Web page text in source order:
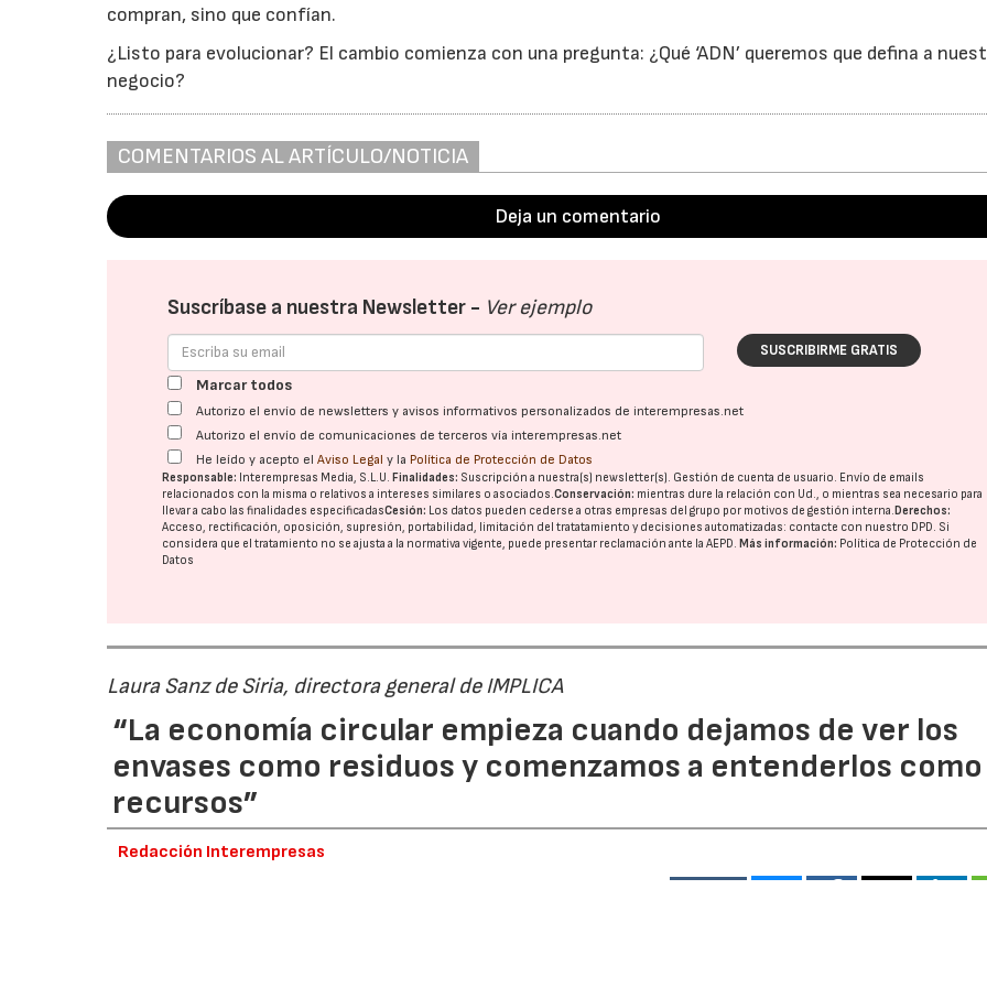
compran, sino que confían.
¿Listo para evolucionar? El cambio comienza con una pregunta: ¿Qué ‘ADN’ queremos que defina a
negocio?
COMENTARIOS AL ARTÍCULO/NOTICIA
Deja un comentario
Suscríbase a nuestra Newsletter - Ver ejemplo
SUSCRIBIRME GRATIS
Marcar todos
Autorizo el envío de newsletters y avisos informativos personalizados de interempresas.net
Autorizo el envío de comunicaciones de terceros vía interempresas.net
He leído y acepto elAviso Legal y la Política de Protección de Datos
Responsable: Interempresas Media, S.L.U.Finalidades: Suscripción a nuestra(s) newsletter(s). Gestión de cuenta de usuario. Envío de emails
relacionados con la misma o relativos a intereses similares o asociados.Conservación: mientras dure la relación con Ud., o mientras sea necesario para
llevar a cabo las finalidades especificadasCesión: Los datos pueden cederse a otras empresas del grupo por motivos de gestión interna.Derechos:
Acceso, rectificación, oposición, supresión, portabilidad, limitación del tratatamiento y decisiones automatizadas: contacte con nuestro DPD. Si
considera que el tratamiento no se ajusta a la normativa vigente, puede presentar reclamación ante laAEPD.Más información: Política de Protección de
Datos
Laura Sanz de Siria, directora general de IMPLICA
“La economía circular empieza cuando dejamos de ver los
envases como residuos y comenzamos a entenderlos como
recursos”
Redacción Interempresas